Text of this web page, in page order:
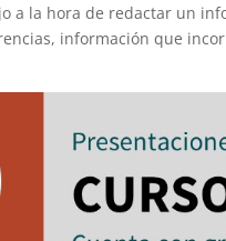
a la hora de redactar un
información que